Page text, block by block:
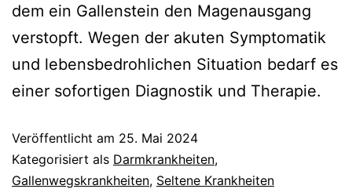
dem ein Gallenstein den Magenausgang
verstopft. Wegen der akuten Symptomatik
und lebensbedrohlichen Situation bedarf es
einer sofortigen Diagnostik und Therapie.
Veröffentlicht am 25. Mai 2024
Kategorisiert als Darmkrankheiten,
Gallenwegskrankheiten, Seltene Krankheiten